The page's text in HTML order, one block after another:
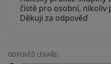
čistě pro osobní, nikoliv
Děkuji za odpověď
ODPOVĚĎ LÉKAŘE: